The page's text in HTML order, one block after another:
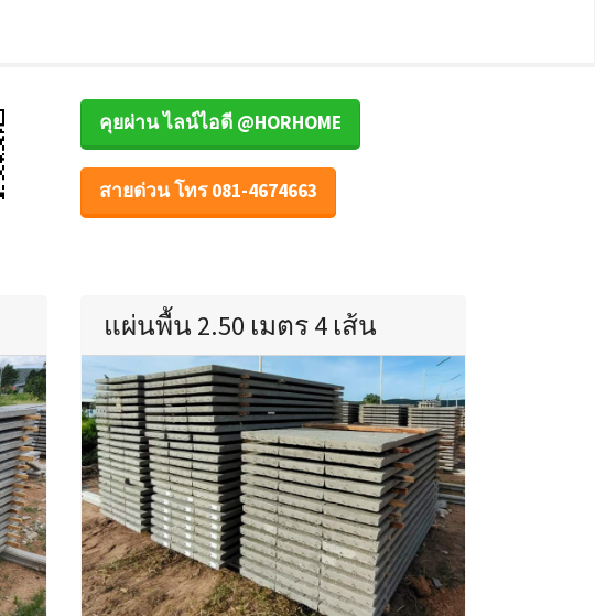
คุยผ่าน ไลน์ไอดี @HORHOME
สายด่วน โทร 081-4674663
แผ่นพื้น 2.50 เมตร 4 เส้น